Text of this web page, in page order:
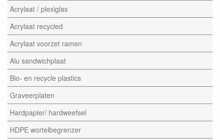
Acrylaat / plexiglas
Acrylaat recycled
Acrylaat voorzet ramen
Alu sandwichplaat
Bio- en recycle plastics
Graveerplaten
Hardpapier/ hardweefsel
HDPE wortelbegrenzer